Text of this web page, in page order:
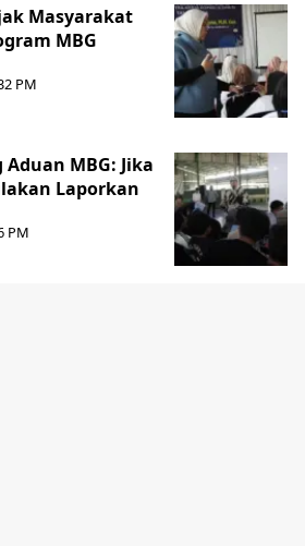
Masyarakat
MBG
PM
MBG: Jika
Laporkan
PM